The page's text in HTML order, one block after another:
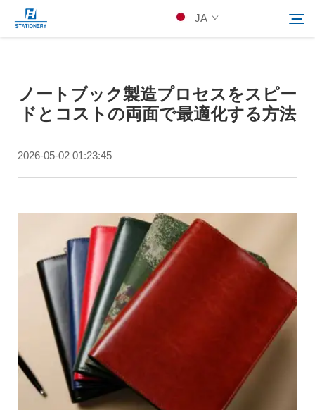
JA
製品
リソース
Kontakuto Us
検索
ノートブック製造プロセスをスピー
ドとコストの両面で最適化する方法
2026-05-02 01:23:45